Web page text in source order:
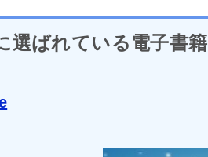
選ばれている電子書